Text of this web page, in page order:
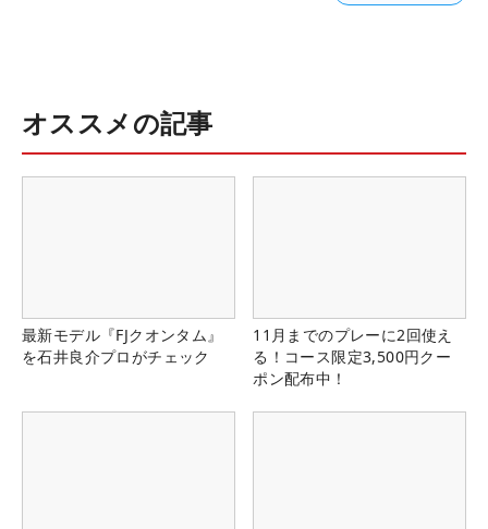
オススメの記事
最新モデル『FJクオンタム』
を石井良介プロがチェック
11月までのプレーに2回使え
る！コース限定3,500円クー
ポン配布中！